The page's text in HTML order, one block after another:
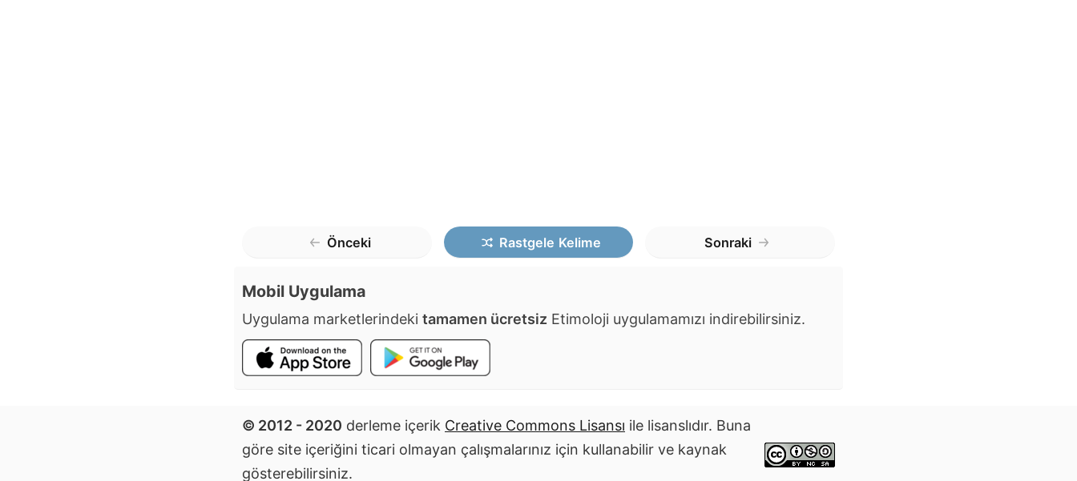
Önceki Rastgele Kelime Sonraki
Mobil Uygulama
Uygulama marketlerindeki tamamen ücretsiz Etimoloji uygulamamızı indirebilirsiniz.
© 2012 - 2020 derleme içerik Creative Commons Lisansı ile lisanslıdır. Buna
göre site içeriğini ticari olmayan çalışmalarınız için kullanabilir ve kaynak
gösterebilirsiniz.